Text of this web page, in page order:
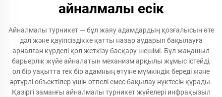
айналмалы есік
Айналмалы турникет — бұл жаяу адамдардың қозғалысын өте
дәл және қауіпсіздікке қатты назар аударып бақылауға
арналған күрделі қол жеткізу басқару шешімі. Бұл жаңашыл
барьерлік жүйе айналатын механизм арқылы жұмыс істейді,
ол бір уақытта тек бір адамның өтуіне мүмкіндік береді және
әртүрлі объектілер үшін өтпелі емес бақылау нүктесін құрады.
Қазіргі заманғы айналмалы турникет жүйелері инфрақызыл